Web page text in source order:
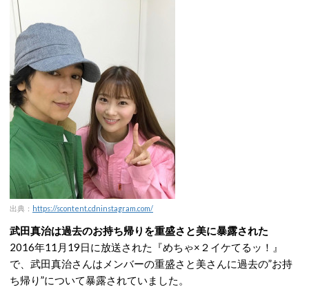
出典： https://scontent.cdninstagram.com/
武田真治は過去のお持ち帰りを重盛さと美に暴露された
2016年11月19日に放送された『めちゃ×２イケてるッ！』
で、武田真治さんはメンバーの重盛さと美さんに過去の”お持
ち帰り”について暴露されていました。